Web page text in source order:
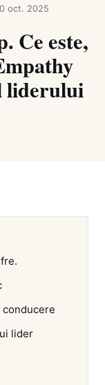
oct. 2025
Ce este,
liderului
conducere
lider